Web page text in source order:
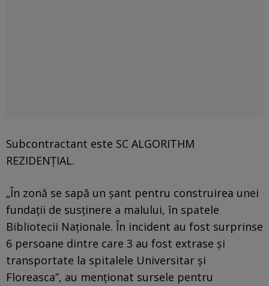
Subcontractant este SC ALGORITHM
REZIDENȚIAL.
„În zonă se sapă un șant pentru construirea unei
fundații de susținere a malului, în spatele
Bibliotecii Naționale. În incident au fost surprinse
6 persoane dintre care 3 au fost extrase și
transportate la spitalele Universitar și
Floreasca”, au menționat sursele pentru